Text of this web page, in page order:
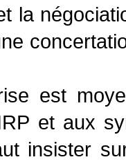
la
est
et aux
insister